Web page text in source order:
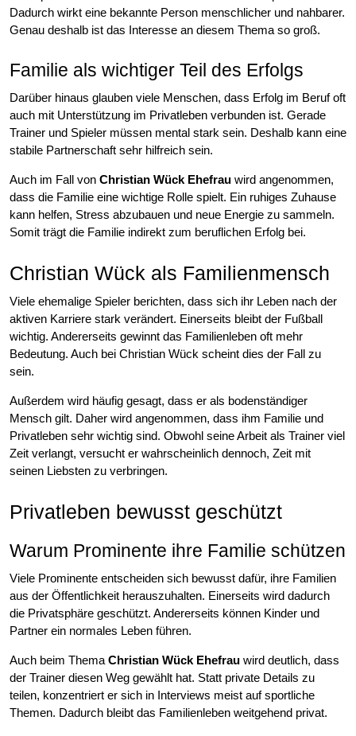
Dadurch wirkt eine bekannte Person menschlicher und nahbarer.
Genau deshalb ist das Interesse an diesem Thema so groß.
Familie als wichtiger Teil des Erfolgs
Darüber hinaus glauben viele Menschen, dass Erfolg im Beruf oft
auch mit Unterstützung im Privatleben verbunden ist. Gerade
Trainer und Spieler müssen mental stark sein. Deshalb kann eine
stabile Partnerschaft sehr hilfreich sein.
Auch im Fall von Christian Wück Ehefrau wird angenommen,
dass die Familie eine wichtige Rolle spielt. Ein ruhiges Zuhause
kann helfen, Stress abzubauen und neue Energie zu sammeln.
Somit trägt die Familie indirekt zum beruflichen Erfolg bei.
Christian Wück als Familienmensch
Viele ehemalige Spieler berichten, dass sich ihr Leben nach der
aktiven Karriere stark verändert. Einerseits bleibt der Fußball
wichtig. Andererseits gewinnt das Familienleben oft mehr
Bedeutung. Auch bei Christian Wück scheint dies der Fall zu
sein.
Außerdem wird häufig gesagt, dass er als bodenständiger
Mensch gilt. Daher wird angenommen, dass ihm Familie und
Privatleben sehr wichtig sind. Obwohl seine Arbeit als Trainer viel
Zeit verlangt, versucht er wahrscheinlich dennoch, Zeit mit
seinen Liebsten zu verbringen.
Privatleben bewusst geschützt
Warum Prominente ihre Familie schützen
Viele Prominente entscheiden sich bewusst dafür, ihre Familien
aus der Öffentlichkeit herauszuhalten. Einerseits wird dadurch
die Privatsphäre geschützt. Andererseits können Kinder und
Partner ein normales Leben führen.
Auch beim Thema Christian Wück Ehefrau wird deutlich, dass
der Trainer diesen Weg gewählt hat. Statt private Details zu
teilen, konzentriert er sich in Interviews meist auf sportliche
Themen. Dadurch bleibt das Familienleben weitgehend privat.